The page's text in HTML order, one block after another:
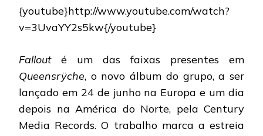
{youtube}http://www.youtube.com/watch?
v=3UvaYY2s5kw{/youtube}
Fallouté um das faixas presentes em
Queensrÿche, o novo álbum do grupo, a ser
lançado em 24 de junho na Europa e um dia
depois na América do Norte, pela Century
Media Records. O trabalho marca a estreia